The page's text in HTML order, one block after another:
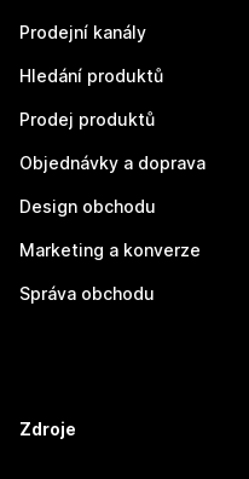
Prodejní kanály
Hledání produktů
Prodej produktů
Objednávky a doprava
Design obchodu
Marketing a konverze
Správa obchodu
Zdroje